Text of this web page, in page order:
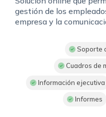
gestión de los
empresa y la
Soporte
Cuadros de
Información ejecutiva
Informes